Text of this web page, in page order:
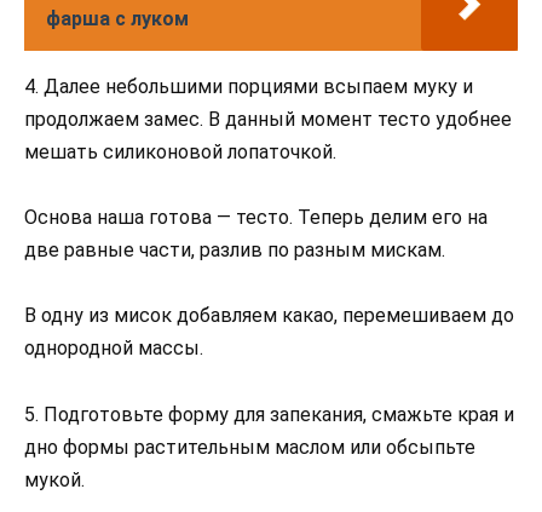
фарша с луком
4. Далее небольшими порциями всыпаем муку и
продолжаем замес. В данный момент тесто удобнее
мешать силиконовой лопаточкой.
Основа наша готова — тесто. Теперь делим его на
две равные части, разлив по разным мискам.
В одну из мисок добавляем какао, перемешиваем до
однородной массы.
5. Подготовьте форму для запекания, смажьте края и
дно формы растительным маслом или обсыпьте
мукой.